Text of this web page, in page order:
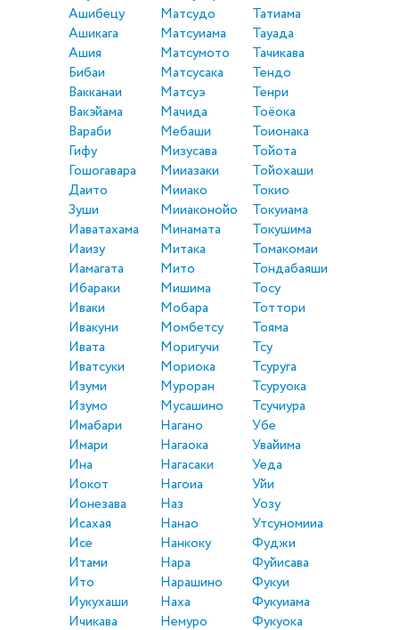
Ашибецу
Ашикага
Ашия
Бибаи
Вакканаи
Вакэйама
Вараби
Гифу
Гошогавара
Даито
Зуши
Иаватахама
Иаизу
Иамагата
Ибараки
Иваки
Ивакуни
Ивата
Иватсуки
Изуми
Изумо
Имабари
Имари
Ина
Иокот
Ионезава
Исахая
Исе
Итами
Ито
Иукухаши
Ичикава
Матсудо
Матсуиама
Матсумото
Матсусака
Матсуэ
Мачида
Мебаши
Мизусава
Мииазаки
Мииако
Мииаконойо
Минамата
Митака
Мито
Мишима
Мобара
Момбетсу
Моригучи
Мориока
Муроран
Мусашино
Нагано
Нагаока
Нагасаки
Нагоиа
Наз
Нанао
Нанкоку
Нара
Нарашино
Наха
Немуро
Татиама
Тауада
Тачикава
Тендо
Тенри
Тоёока
Тоионака
Тойота
Тойохаши
Токио
Токуиама
Токушима
Томакомаи
Тондабаяши
Тосу
Тоттори
Тояма
Тсу
Тсуруга
Тсуруока
Тсучиура
Убе
Увайима
Уеда
Уйи
Уозу
Утсуномииа
Фуджи
Фуйисава
Фукуи
Фукуиама
Фукуока